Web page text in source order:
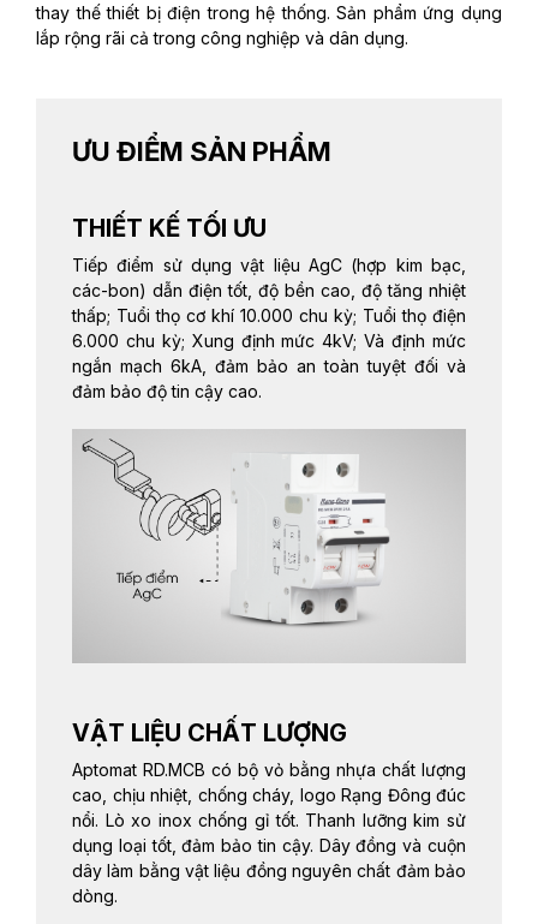
thay thế thiết bị điện trong hệ thống. Sản phẩm ứng dụng
lắp rộng rãi cả trong công nghiệp và dân dụng.
ƯU ĐIỂM SẢN PHẨM
THIẾT KẾ TỐI ƯU
Tiếp điểm sử dụng vật liệu AgC (hợp kim bạc,
các-bon) dẫn điện tốt, độ bền cao, độ tăng nhiệt
thấp; Tuổi thọ cơ khí 10.000 chu kỳ; Tuổi thọ điện
6.000 chu kỳ; Xung định mức 4kV; Và định mức
ngắn mạch 6kA, đảm bảo an toàn tuyệt đối và
đảm bảo độ tin cậy cao.
VẬT LIỆU CHẤT LƯỢNG
Aptomat RD.MCB có bộ vỏ bằng nhựa chất lượng
cao, chịu nhiệt, chống cháy, logo Rạng Đông đúc
nổi. Lò xo inox chống gỉ tốt. Thanh lưỡng kim sử
dụng loại tốt, đảm bảo tin cậy. Dây đồng và cuộn
dây làm bằng vật liệu đồng nguyên chất đảm bảo
dòng.